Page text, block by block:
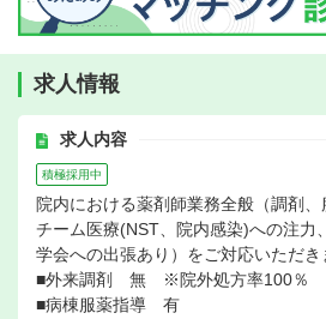
求人情報
求人内容
積極採用中
院内における薬剤師業務全般（調剤、
チーム医療(NST、院内感染)への注力
学会への出張あり）をご対応いただき
■外来調剤 無 ※院外処方率100％
■病棟服薬指導 有